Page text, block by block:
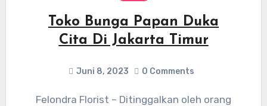
Toko Bunga Papan Duka
Cita Di Jakarta Timur
Juni 8, 2023 0 Comments
Felondra Florist – Ditinggalkan oleh orang